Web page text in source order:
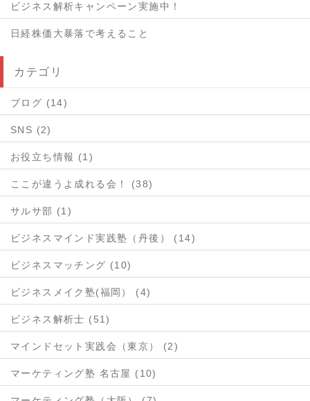
ビジネス解析キャンペーン実施中！
日経株価大暴落で考えること
カテゴリ
ブログ (14)
SNS (2)
お役立ち情報 (1)
ここが違うよ成れる会！ (38)
サルサ部 (1)
ビジネスマインド実践塾（丹後） (14)
ビジネスマッチング (10)
ビジネスメイク塾(福岡） (4)
ビジネス解析士 (51)
マインドセット実践会（東京） (2)
マーケティング塾 名古屋 (10)